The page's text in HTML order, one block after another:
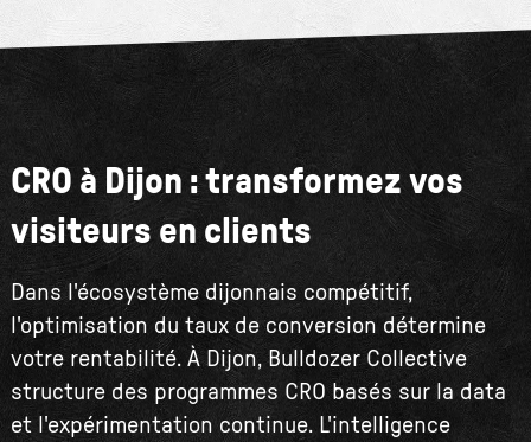
CRO à Dijon : transformez vos
visiteurs en clients
Dans l'écosystème dijonnais compétitif,
l'optimisation du taux de conversion détermine
votre rentabilité. À Dijon, Bulldozer Collective
structure des programmes CRO basés sur la data
et l'expérimentation continue. L'intelligence